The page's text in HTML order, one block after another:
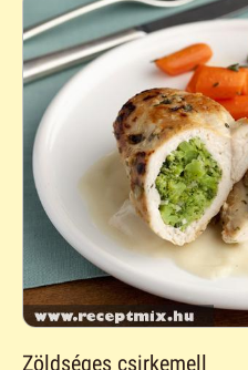
Zöldséges csirkemell